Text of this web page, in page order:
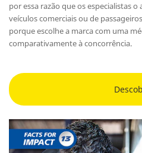
por essa razão que os especialistas
veículos comerciais ou de
porque escolhe a marca com uma
comparativamente à concorrência.